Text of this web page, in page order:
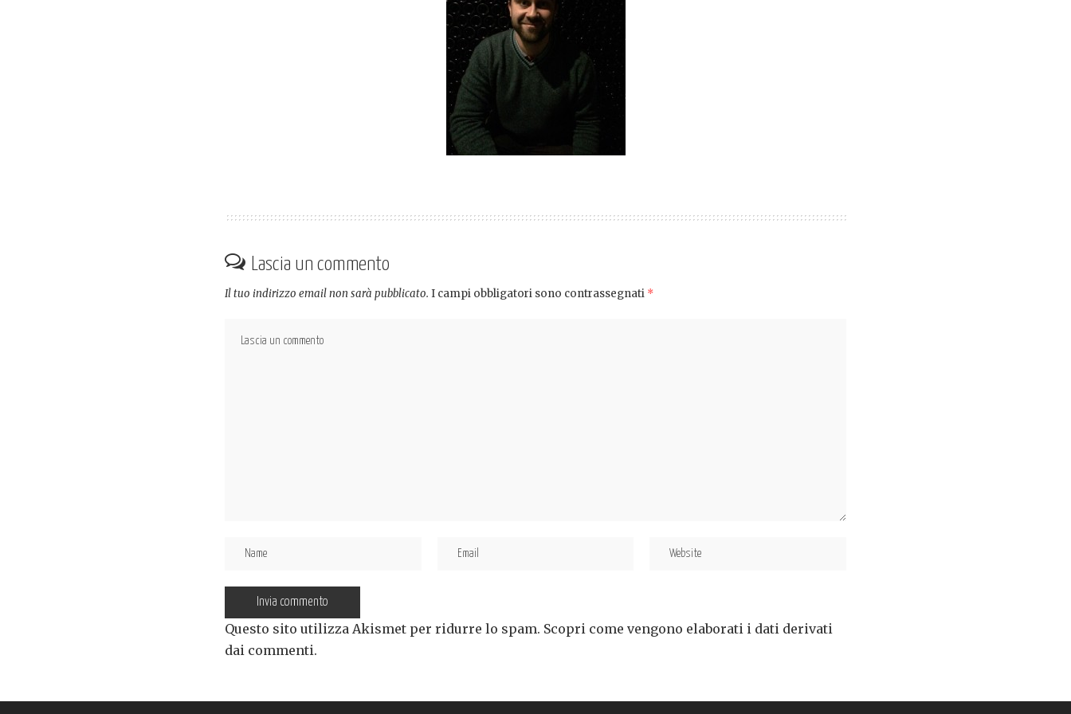
Lascia un commento
Il tuo indirizzo email non sarà pubblicato. I campi obbligatori sono contrassegnati *
Questo sito utilizza Akismet per ridurre lo spam. Scopri come vengono elaborati i dati derivati
dai commenti.